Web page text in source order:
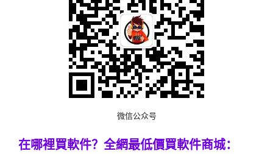
微信公众号
在哪裡買軟件？ 全網最低價買軟件商城：